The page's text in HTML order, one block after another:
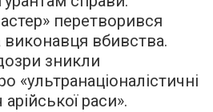
перетворився
виконавця вбивства.
зникли
раси».